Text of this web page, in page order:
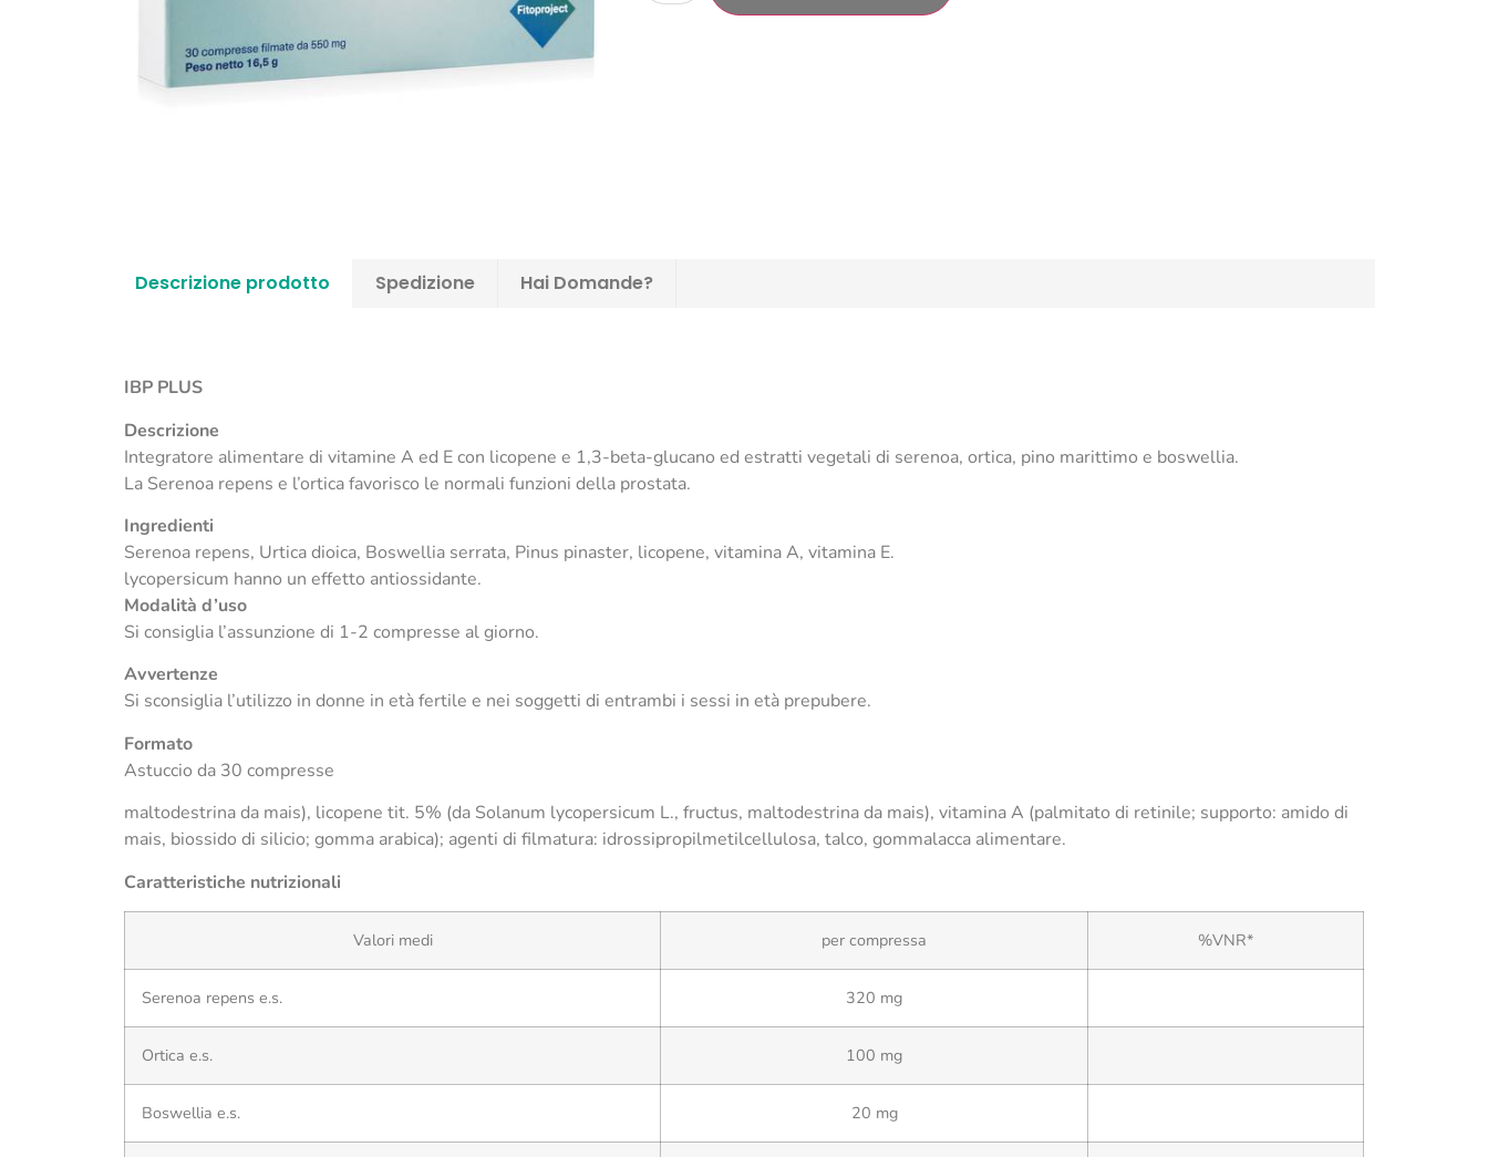
Descrizione prodotto Spedizione Hai Domande?
IBP PLUS
Descrizione
Integratore alimentare di vitamine A ed E con licopene e 1,3-beta-glucano ed estratti vegetali di serenoa, ortica, pino marittimo e boswellia.
La Serenoa repens e l’ortica favorisco le normali funzioni della prostata.
Ingredienti
Serenoa repens, Urtica dioica, Boswellia serrata, Pinus pinaster, licopene, vitamina A, vitamina E.
lycopersicum hanno un effetto antiossidante.
Modalità d’uso
Si consiglia l’assunzione di 1-2 compresse al giorno.
Avvertenze
Si sconsiglia l’utilizzo in donne in età fertile e nei soggetti di entrambi i sessi in età prepubere.
Formato
Astuccio da 30 compresse
maltodestrina da mais), licopene tit. 5% (da Solanum lycopersicum L., fructus, maltodestrina da mais), vitamina A (palmitato di retinile; supporto: amido di
mais, biossido di silicio; gomma arabica); agenti di filmatura: idrossipropilmetilcellulosa, talco, gommalacca alimentare.
Caratteristiche nutrizionali
Valori medi per compressa %VNR*
Serenoa repens e.s. 320 mg
Ortica e.s. 100 mg
Boswellia e.s. 20 mg